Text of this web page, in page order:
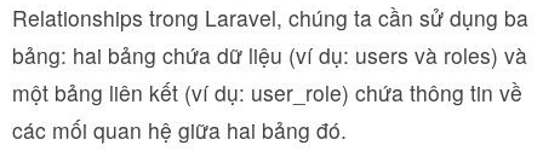
Relationships trong Laravel, chúng ta cần sử dụng ba
bảng: hai bảng chứa dữ liệu (ví dụ: users và roles) và
một bảng liên kết (ví dụ: user_role) chứa thông tin về
các mối quan hệ giữa hai bảng đó.